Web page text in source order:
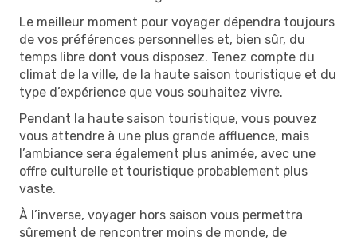
Le meilleur moment pour voyager dépendra toujours
de vos préférences personnelles et, bien sûr, du
temps libre dont vous disposez. Tenez compte du
climat de la ville, de la haute saison touristique et du
type d’expérience que vous souhaitez vivre.
Pendant la haute saison touristique, vous pouvez
vous attendre à une plus grande affluence, mais
l’ambiance sera également plus animée, avec une
offre culturelle et touristique probablement plus
vaste.
À l’inverse, voyager hors saison vous permettra
sûrement de rencontrer moins de monde, de